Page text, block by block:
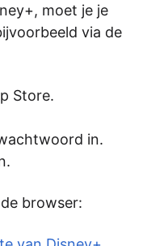
moet je je
via de
Store.
in.
browser: